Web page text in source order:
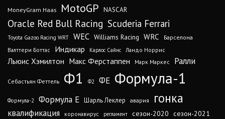
MoneyGram Haas MotoGP NASCAR
Oracle Red Bull Racing Scuderia Ferrari
Toyota Gazoo Racing WRT WEC Williams Racing WRC
Барселона
Валттери Боттас
Индикар Карлос Сайнс Ландо Норрис
Льюис Хэмилтон Макс Ферстаппен Марк Маркес Ралли
Себастьян Феттель Ф1 Ф2 ФЕ Формула-1
Формула-2 Формула Е Шарль Леклер авария гонка
квалификация коронавирус регламент сезон-2020 сезон-2021